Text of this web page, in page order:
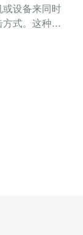
或设备来同时
式。这种攻